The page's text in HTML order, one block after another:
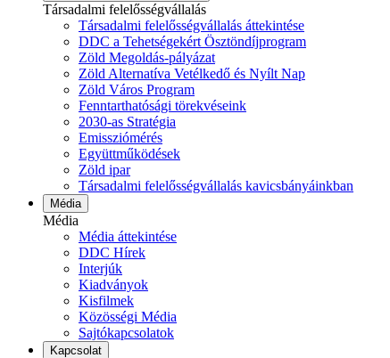
Társadalmi felelősségvállalás
Társadalmi felelősségvállalás áttekintése
DDC a Tehetségekért Ösztöndíjprogram
Zöld Megoldás-pályázat
Zöld Alternatíva Vetélkedő és Nyílt Nap
Zöld Város Program
Fenntarthatósági törekvéseink
2030-as Stratégia
Emissziómérés
Együttműködések
Zöld ipar
Társadalmi felelősségvállalás kavicsbányáinkban
Média
Média
Média áttekintése
DDC Hírek
Interjúk
Kiadványok
Kisfilmek
Közösségi Média
Sajtókapcsolatok
Kapcsolat